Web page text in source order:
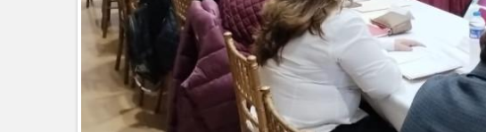
ATIENDE COMAPA MÁS DE 1800 REPORTES
Llevó Carlos Peña Ortiz programa Subsidio del
Prepara DIF Tamaulipas actividades para
ESCUELA DE MÚSICA DEL SISTEMA DIF ABRE
DICIEMBRE
Disney reconoce a nivel mundial talento de